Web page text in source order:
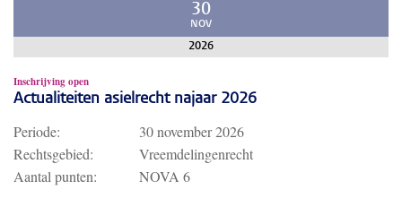
30
NOV
2026
Inschrijving open
Actualiteiten asielrecht najaar 2026
Periode:
30 november 2026
Rechtsgebied:
Vreemdelingenrecht
Aantal punten:
NOVA 6